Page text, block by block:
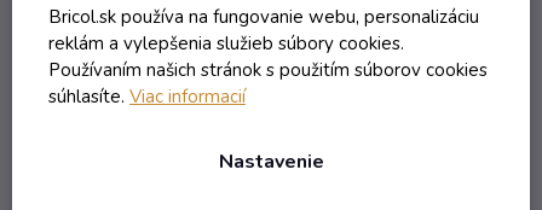
Bricol.sk používa na fungovanie webu, personalizáciu
reklám a vylepšenia služieb súbory cookies.
Používaním našich stránok s použitím súborov cookies
súhlasíte. Viac informacií
Nastavenie
1,80 € vrátane DPH
1,46 €